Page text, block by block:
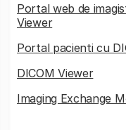
Portal web de
Viewer
Portal pacienti cu
DICOM Viewer
Imaging Exchange